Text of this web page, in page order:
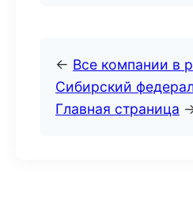
← Все компании в
Сибирский
Главная страница